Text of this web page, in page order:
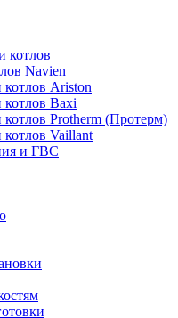
котлов
Navien
котлов Ariston
котлов Baxi
котлов Protherm (Протерм)
котлов Vaillant
и ГВС